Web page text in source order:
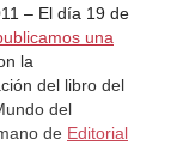
– El día 19 de
una
la
del libro del
del
de Editorial